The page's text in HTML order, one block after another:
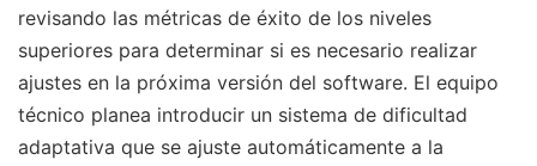
revisando las métricas de éxito de los niveles
superiores para determinar si es necesario realizar
ajustes en la próxima versión del software. El equipo
técnico planea introducir un sistema de dificultad
adaptativa que se ajuste automáticamente a la